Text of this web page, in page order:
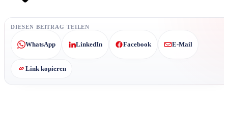
DIESEN BEITRAG TEILEN
WhatsApp LinkedIn Facebook E-Mail
Link kopieren